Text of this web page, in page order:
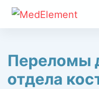
Переломы
отдела